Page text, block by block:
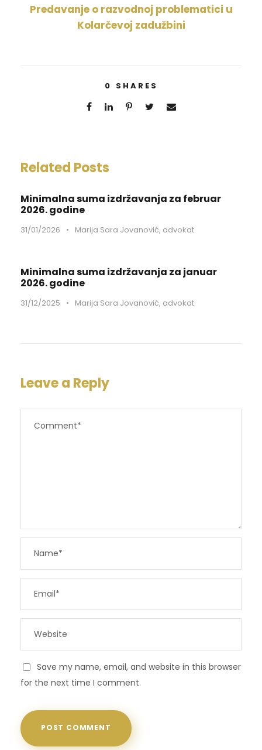
Predavanje o razvodnoj problematici u
Kolarčevoj zadužbini
0 SHARES
Related Posts
Minimalna suma izdržavanja za februar
2026. godine
31/01/2026 • Marija Sara Jovanović, advokat
Minimalna suma izdržavanja za januar
2026. godine
31/12/2025 • Marija Sara Jovanović, advokat
Leave a Reply
Save my name, email, and website in this browser
for the next time I comment.